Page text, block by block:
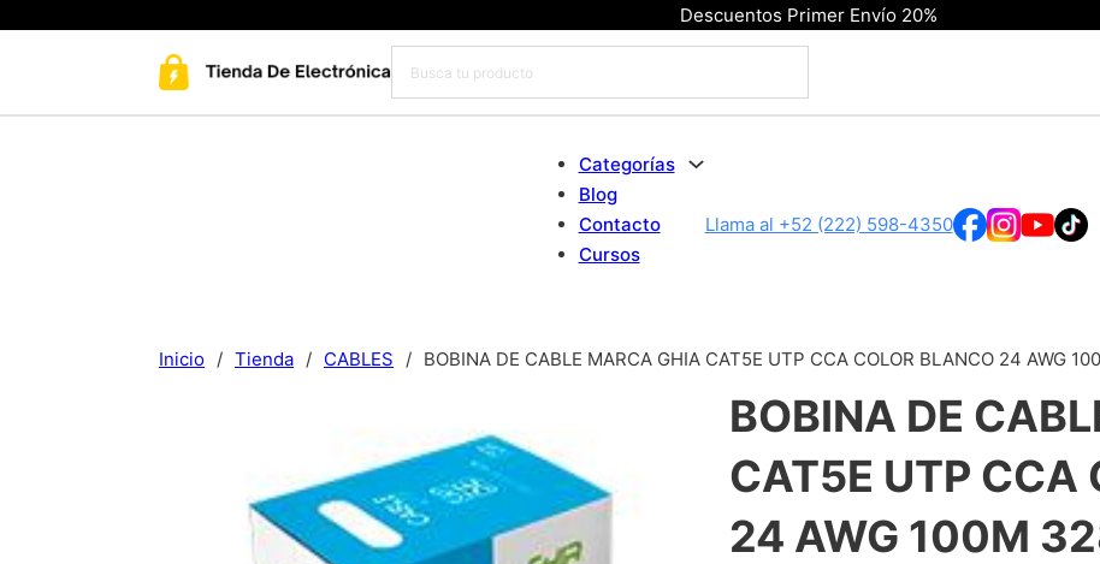
Descuentos Primer Envío 20%
Categorías
Blog
Contacto
Cursos
Llama al +52 (222) 598-4350
Inicio / Tienda / CABLES / BOBINA DE CABLE MARCA GHIA CAT5E UTP CCA COLOR BLANCO 24 AWG
BOBINA DE
CAT5E UTP CCA
24 AWG 100M